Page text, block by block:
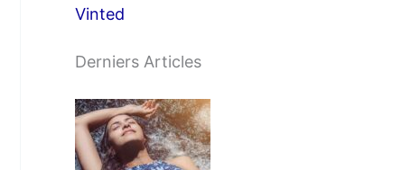
Vinted
Derniers Articles